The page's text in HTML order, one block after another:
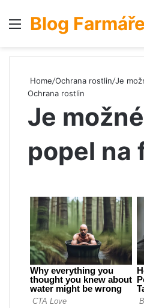
Menu
Blog Farmáře
Home/Ochrana rostlin/Je
Ochrana rostlin
Je
popel na